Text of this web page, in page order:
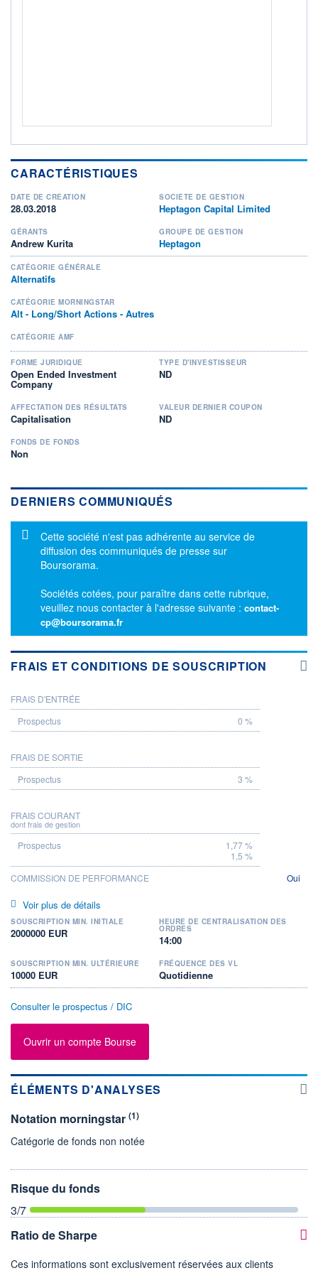
CARACTÉRISTIQUES
DATE DE CRÉATION
28.03.2018
SOCIÉTÉ DE GESTION
Heptagon Capital Limited
GÉRANTS
Andrew Kurita
GROUPE DE GESTION
Heptagon
CATÉGORIE GÉNÉRALE
Alternatifs
CATÉGORIE MORNINGSTAR
Alt - Long/Short Actions - Autres
CATÉGORIE AMF
FORME JURIDIQUE
Open Ended Investment
Company
TYPE D'INVESTISSEUR
ND
AFFECTATION DES RÉSULTATS
Capitalisation
VALEUR DERNIER COUPON
ND
FONDS DE FONDS
Non
DERNIERS COMMUNIQUÉS
Message d'information
Cette société n'est pas adhérente au service de
diffusion des communiqués de presse sur
Boursorama.
Sociétés cotées, pour paraître dans cette rubrique,
veuillez nous contacter à l'adresse suivante : contact-
cp@boursorama.fr
FRAIS ET CONDITIONS DE SOUSCRIPTION
PROSPECTUS
FRAIS D'ENTRÉE
0 %
FRAIS DE SORTIE
3 %
FRAIS COURANT
dont frais de gestion
1,77 %
1,5 %
COMMISSION DE PERFORMANCE
Oui
Voir plus de détails
SOUSCRIPTION MIN. INITIALE
2000000 EUR
HEURE DE CENTRALISATION DES
ORDRES
14:00
SOUSCRIPTION MIN. ULTÉRIEURE
10000 EUR
FRÉQUENCE DES VL
Quotidienne
Consulter le prospectus / DIC
Ouvrir un compte Bourse
ÉLÉMENTS D'ANALYSES
Notation morningstar (1)
Catégorie de fonds non notée
Risque du fonds
3/7
Ratio de Sharpe
Ces informations sont exclusivement réservées aux clients